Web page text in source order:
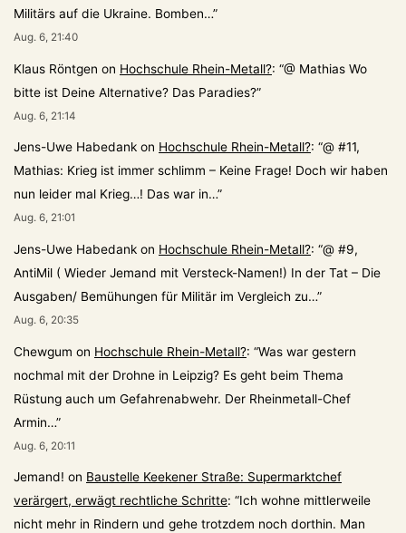
Militärs auf die Ukraine. Bomben…”
Aug. 6, 21:40
Klaus Röntgen on Hochschule Rhein-Metall?: “@ Mathias Wo
bitte ist Deine Alternative? Das Paradies?”
Aug. 6, 21:14
Jens-Uwe Habedank on Hochschule Rhein-Metall?: “@ #11,
Mathias: Krieg ist immer schlimm – Keine Frage! Doch wir haben
nun leider mal Krieg…! Das war in…”
Aug. 6, 21:01
Jens-Uwe Habedank on Hochschule Rhein-Metall?: “@ #9,
AntiMil ( Wieder Jemand mit Versteck-Namen!) In der Tat – Die
Ausgaben/ Bemühungen für Militär im Vergleich zu…”
Aug. 6, 20:35
Chewgum on Hochschule Rhein-Metall?: “Was war gestern
nochmal mit der Drohne in Leipzig? Es geht beim Thema
Rüstung auch um Gefahrenabwehr. Der Rheinmetall-Chef
Armin…”
Aug. 6, 20:11
Jemand! on Baustelle Keekener Straße: Supermarktchef
verärgert, erwägt rechtliche Schritte: “Ich wohne mittlerweile
nicht mehr in Rindern und gehe trotzdem noch dorthin. Man